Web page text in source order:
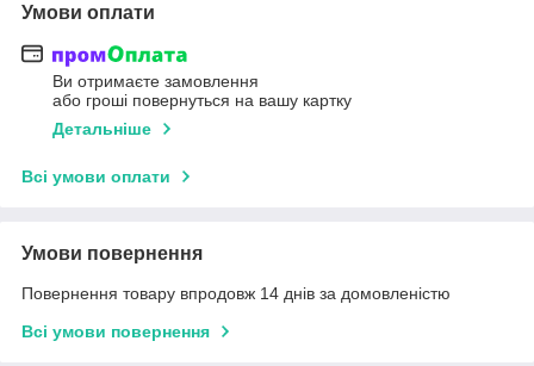
Умови оплати
Ви отримаєте замовлення
або гроші повернуться на вашу картку
Детальніше
Всі умови оплати
Умови повернення
Повернення товару впродовж 14 днів за домовленістю
Всі умови повернення